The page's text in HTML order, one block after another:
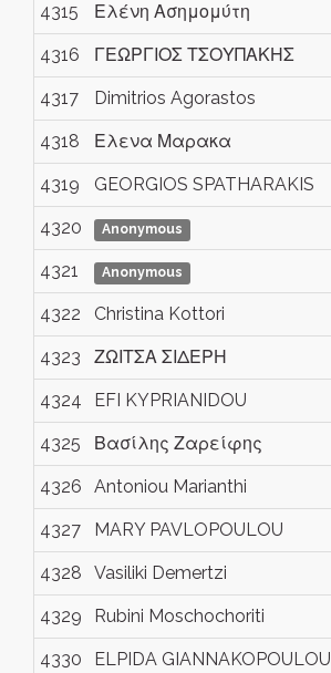
4315 Ελένη Ασημομύτη
4316 ΓΕΩΡΓΙΟΣ ΤΣΟΥΠΑΚΗΣ
4317 Dimitrios Agorastos
4318 Ελενα Μαρακα
4319 GEORGIOS SPATHARAKIS
4320 Anonymous
4321 Anonymous
4322 Christina Kottori
4323 ΖΩΙΤΣΑ ΣΙΔΕΡΗ
4324 EFI KYPRIANIDOU
4325 Βασίλης Ζαρείφης
4326 Antoniou Marianthi
4327 MARY PAVLOPOULOU
4328 Vasiliki Demertzi
4329 Rubini Moschochoriti
4330 ELPIDA GIANNAKOPOULOU